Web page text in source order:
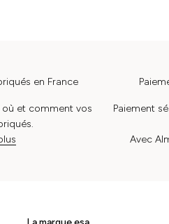
en France
où et comment vos
Paiement
Avec